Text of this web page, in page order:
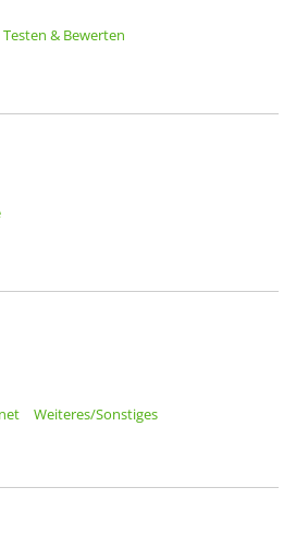
Testen & Bewerten
Weiteres/Sonstiges